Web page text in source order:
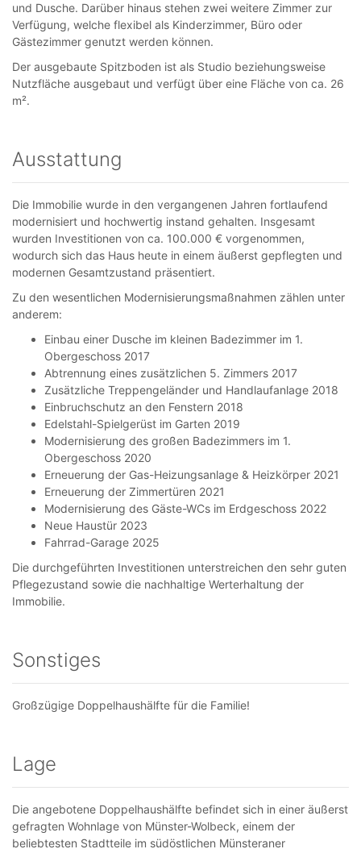
und Dusche. Darüber hinaus stehen zwei weitere Zimmer zur
Verfügung, welche flexibel als Kinderzimmer, Büro oder
Gästezimmer genutzt werden können.
Der ausgebaute Spitzboden ist als Studio beziehungsweise
Nutzfläche ausgebaut und verfügt über eine Fläche von ca. 26
m².
Ausstattung
Die Immobilie wurde in den vergangenen Jahren fortlaufend
modernisiert und hochwertig instand gehalten. Insgesamt
wurden Investitionen von ca. 100.000 € vorgenommen,
wodurch sich das Haus heute in einem äußerst gepflegten und
modernen Gesamtzustand präsentiert.
Zu den wesentlichen Modernisierungsmaßnahmen zählen unter
anderem:
Einbau einer Dusche im kleinen Badezimmer im 1.
Obergeschoss 2017
Abtrennung eines zusätzlichen 5. Zimmers 2017
Zusätzliche Treppengeländer und Handlaufanlage 2018
Einbruchschutz an den Fenstern 2018
Edelstahl-Spielgerüst im Garten 2019
Modernisierung des großen Badezimmers im 1.
Obergeschoss 2020
Erneuerung der Gas-Heizungsanlage & Heizkörper 2021
Erneuerung der Zimmertüren 2021
Modernisierung des Gäste-WCs im Erdgeschoss 2022
Neue Haustür 2023
Fahrrad-Garage 2025
Die durchgeführten Investitionen unterstreichen den sehr guten
Pflegezustand sowie die nachhaltige Werterhaltung der
Immobilie.
Sonstiges
Großzügige Doppelhaushälfte für die Familie!
Lage
Die angebotene Doppelhaushälfte befindet sich in einer äußerst
gefragten Wohnlage von Münster-Wolbeck, einem der
beliebtesten Stadtteile im südöstlichen Münsteraner